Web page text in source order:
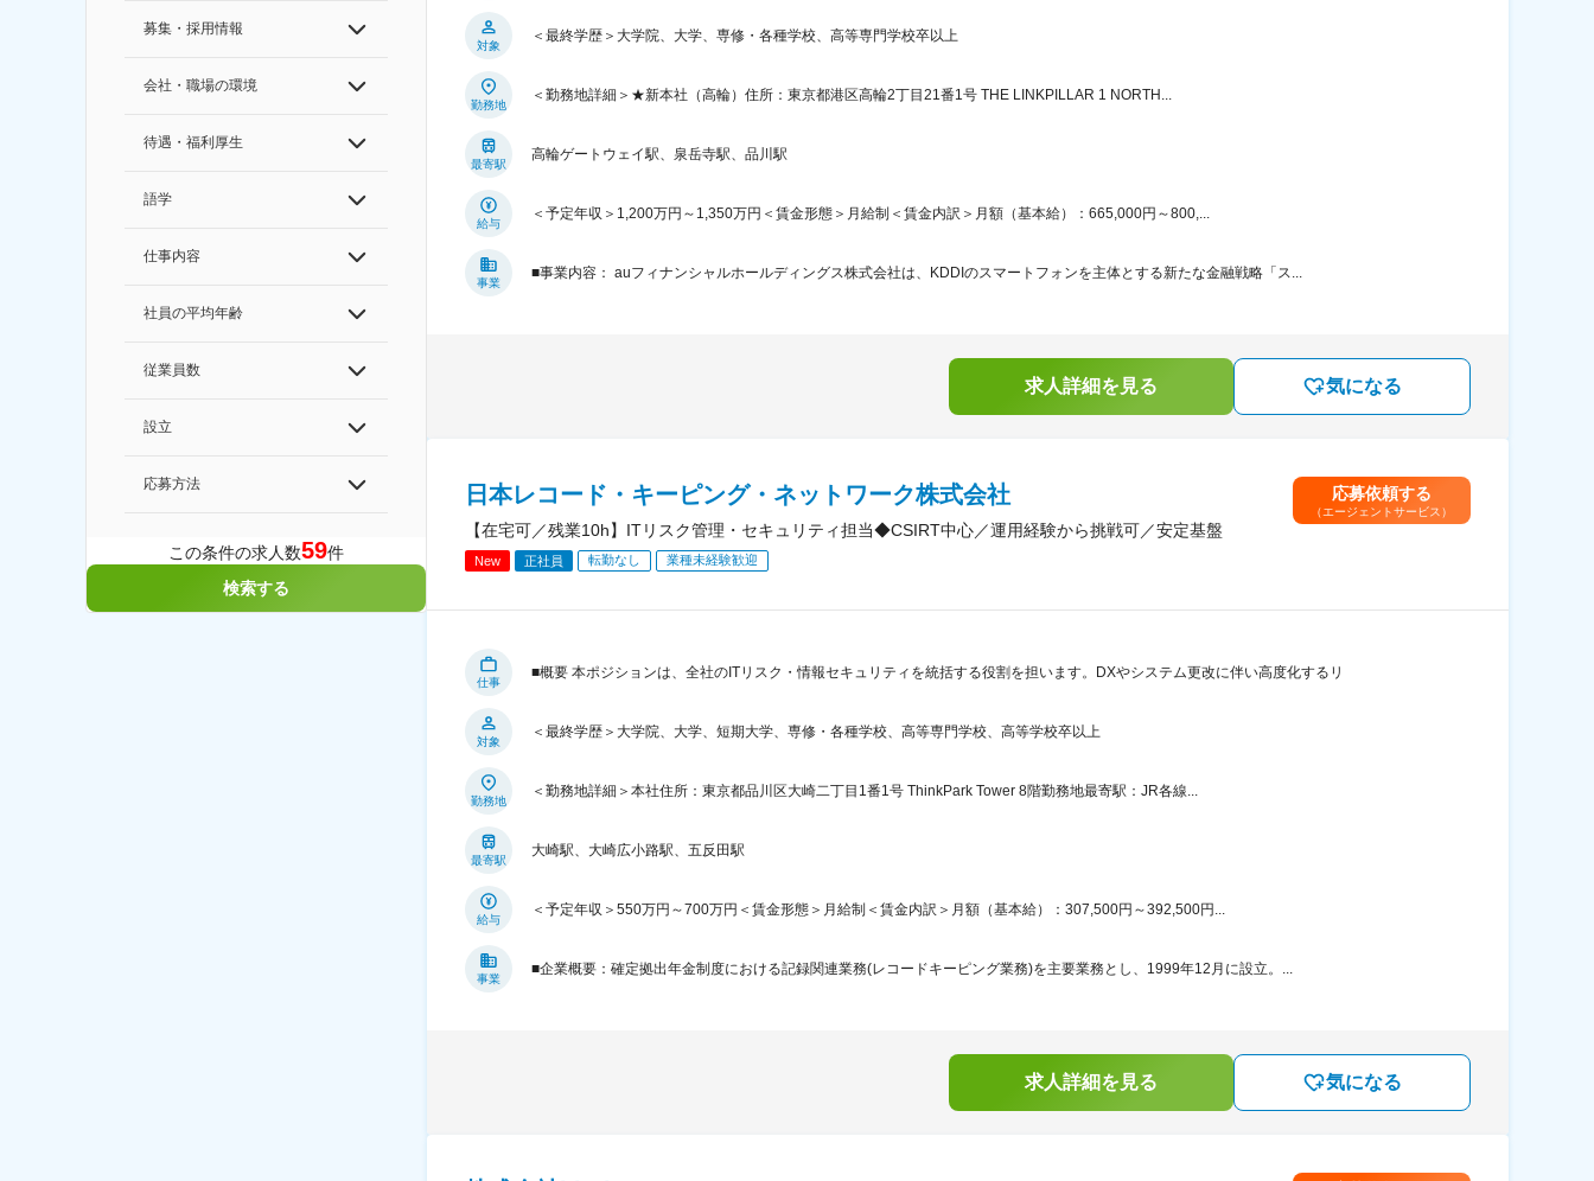
募集・採用情報
会社・職場の環境
待遇・福利厚生
語学
仕事内容
社員の平均年齢
従業員数
設立
応募方法
この条件の求人数59件
検索する
対象
＜最終学歴＞大学院、大学、専修・各種学校、高等専門学校卒以上
勤務地
＜勤務地詳細＞★新本社（高輪）住所：東京都港区高輪2丁目21番1号 THE LINKPILLAR 1 NORTH...
最寄駅
高輪ゲートウェイ駅、泉岳寺駅、品川駅
給与
＜予定年収＞1,200万円～1,350万円＜賃金形態＞月給制＜賃金内訳＞月額（基本給）：665,000円～800,...
事業
■事業内容： auフィナンシャルホールディングス株式会社は、KDDIのスマートフォンを主体とする新たな金融戦略「ス...
求人詳細を見る 気になる
日本レコード・キーピング・ネットワーク株式会社
【在宅可／残業10h】ITリスク管理・セキュリティ担当◆CSIRT中心／運用経験から挑戦可／安定基盤
New 正社員 転勤なし 業種未経験歓迎
応募依頼する
（エージェントサービス）
仕事
■概要 本ポジションは、全社のITリスク・情報セキュリティを統括する役割を担います。DXやシステム更改に伴い高度化するリ
対象
＜最終学歴＞大学院、大学、短期大学、専修・各種学校、高等専門学校、高等学校卒以上
勤務地
＜勤務地詳細＞本社住所：東京都品川区大崎二丁目1番1号 ThinkPark Tower 8階勤務地最寄駅：JR各線...
最寄駅
大崎駅、大崎広小路駅、五反田駅
給与
＜予定年収＞550万円～700万円＜賃金形態＞月給制＜賃金内訳＞月額（基本給）：307,500円～392,500円...
事業
■企業概要：確定拠出年金制度における記録関連業務(レコードキーピング業務)を主要業務とし、1999年12月に設立。...
求人詳細を見る 気になる